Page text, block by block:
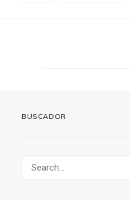
BUSCADOR